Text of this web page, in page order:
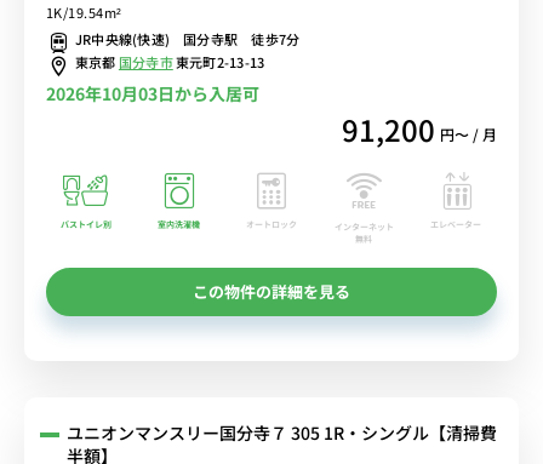
1K/19.54m²
JR中央線(快速) 国分寺駅 徒歩7分
東京都 国分寺市東元町2-13-13
2026年10月03日から入居可
91,200 円〜 / 月
バストイレ別 室内洗濯機 オートロック
インターネット
無料
エレベーター
この物件の詳細を見る
ユニオンマンスリー国分寺７ 305 1R・シングル【清掃費
半額】